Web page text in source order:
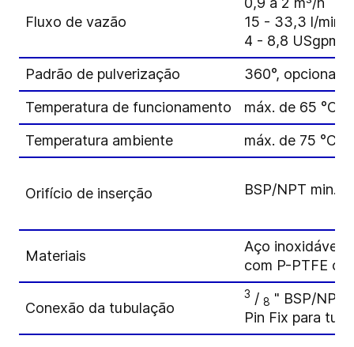
Fluxo de vazão
15 - 33,3 l/min
4 - 8,8 USgpm
Padrão de pulverização
360°, opcional
Temperatura de funcionamento
máx. de 65 °C
Temperatura ambiente
máx. de 75 °C
Orifício de inserção BSP/NPT min.
Materiais
Aço inoxidável
com P-PTFE ou
Conexão da tubulação
3 / 8 " BSP/NPT
Pin Fix para